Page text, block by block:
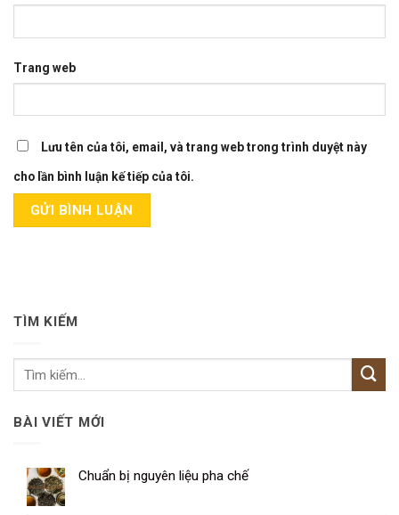
Trang web
Lưu tên của tôi, email, và trang web trong trình duyệt này
cho lần bình luận kế tiếp của tôi.
TÌM KIẾM
BÀI VIẾT MỚI
Chuẩn bị nguyên liệu pha chế